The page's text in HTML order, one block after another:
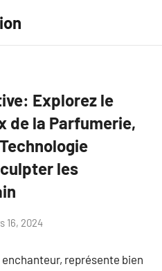
Explorez le
de la Parfumerie,
les
16, 2024
représente bien